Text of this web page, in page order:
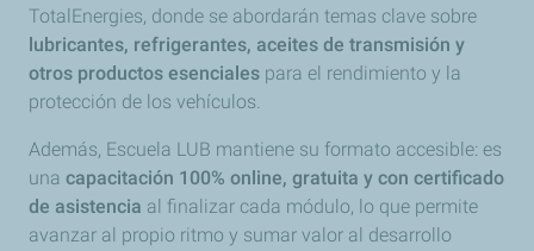
TotalEnergies, donde se abordarán temas clave sobre
lubricantes, refrigerantes, aceites de transmisión y
otros productos esenciales para el rendimiento y la
protección de los vehículos.
Además, Escuela LUB mantiene su formato accesible: es
una capacitación 100% online, gratuita y con certificado
de asistencia al finalizar cada módulo, lo que permite
avanzar al propio ritmo y sumar valor al desarrollo